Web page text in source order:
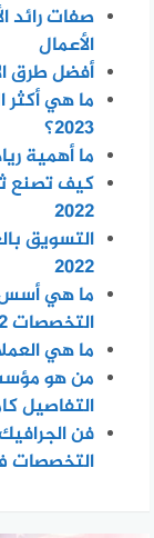
صفات رائد
الأعمال
أفضل طرق
ما هي أكثر
2023؟
ما أهمية
كيف تصنع
2022
التسويق
2022
ما هي أسس
التخصصات 2022
ما هي
من هو
التفاصيل
فن
التخصصات في